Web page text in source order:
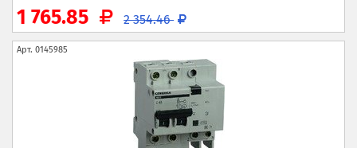
1 765.85 2 354.46
Арт. 0145985